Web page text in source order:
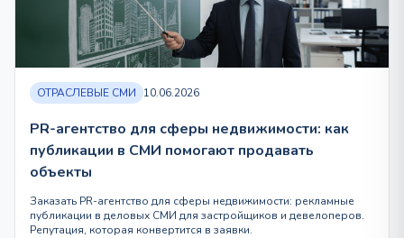
ОТРАСЛЕВЫЕ СМИ 10.06.2026
PR-агентство для сферы недвижимости: как
публикации в СМИ помогают продавать
объекты
Заказать PR-агентство для сферы недвижимости: рекламные
публикации в деловых СМИ для застройщиков и девелоперов.
Репутация, которая конвертится в заявки.